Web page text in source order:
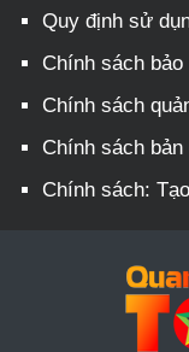
Quy định sử
Chính sách bảo
Chính sách
Chính sách
Chính sách: